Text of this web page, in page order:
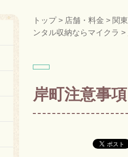
トップ> 店舗・料金 > 関東
ンタル収納ならマイクラ >
岸町注意事項